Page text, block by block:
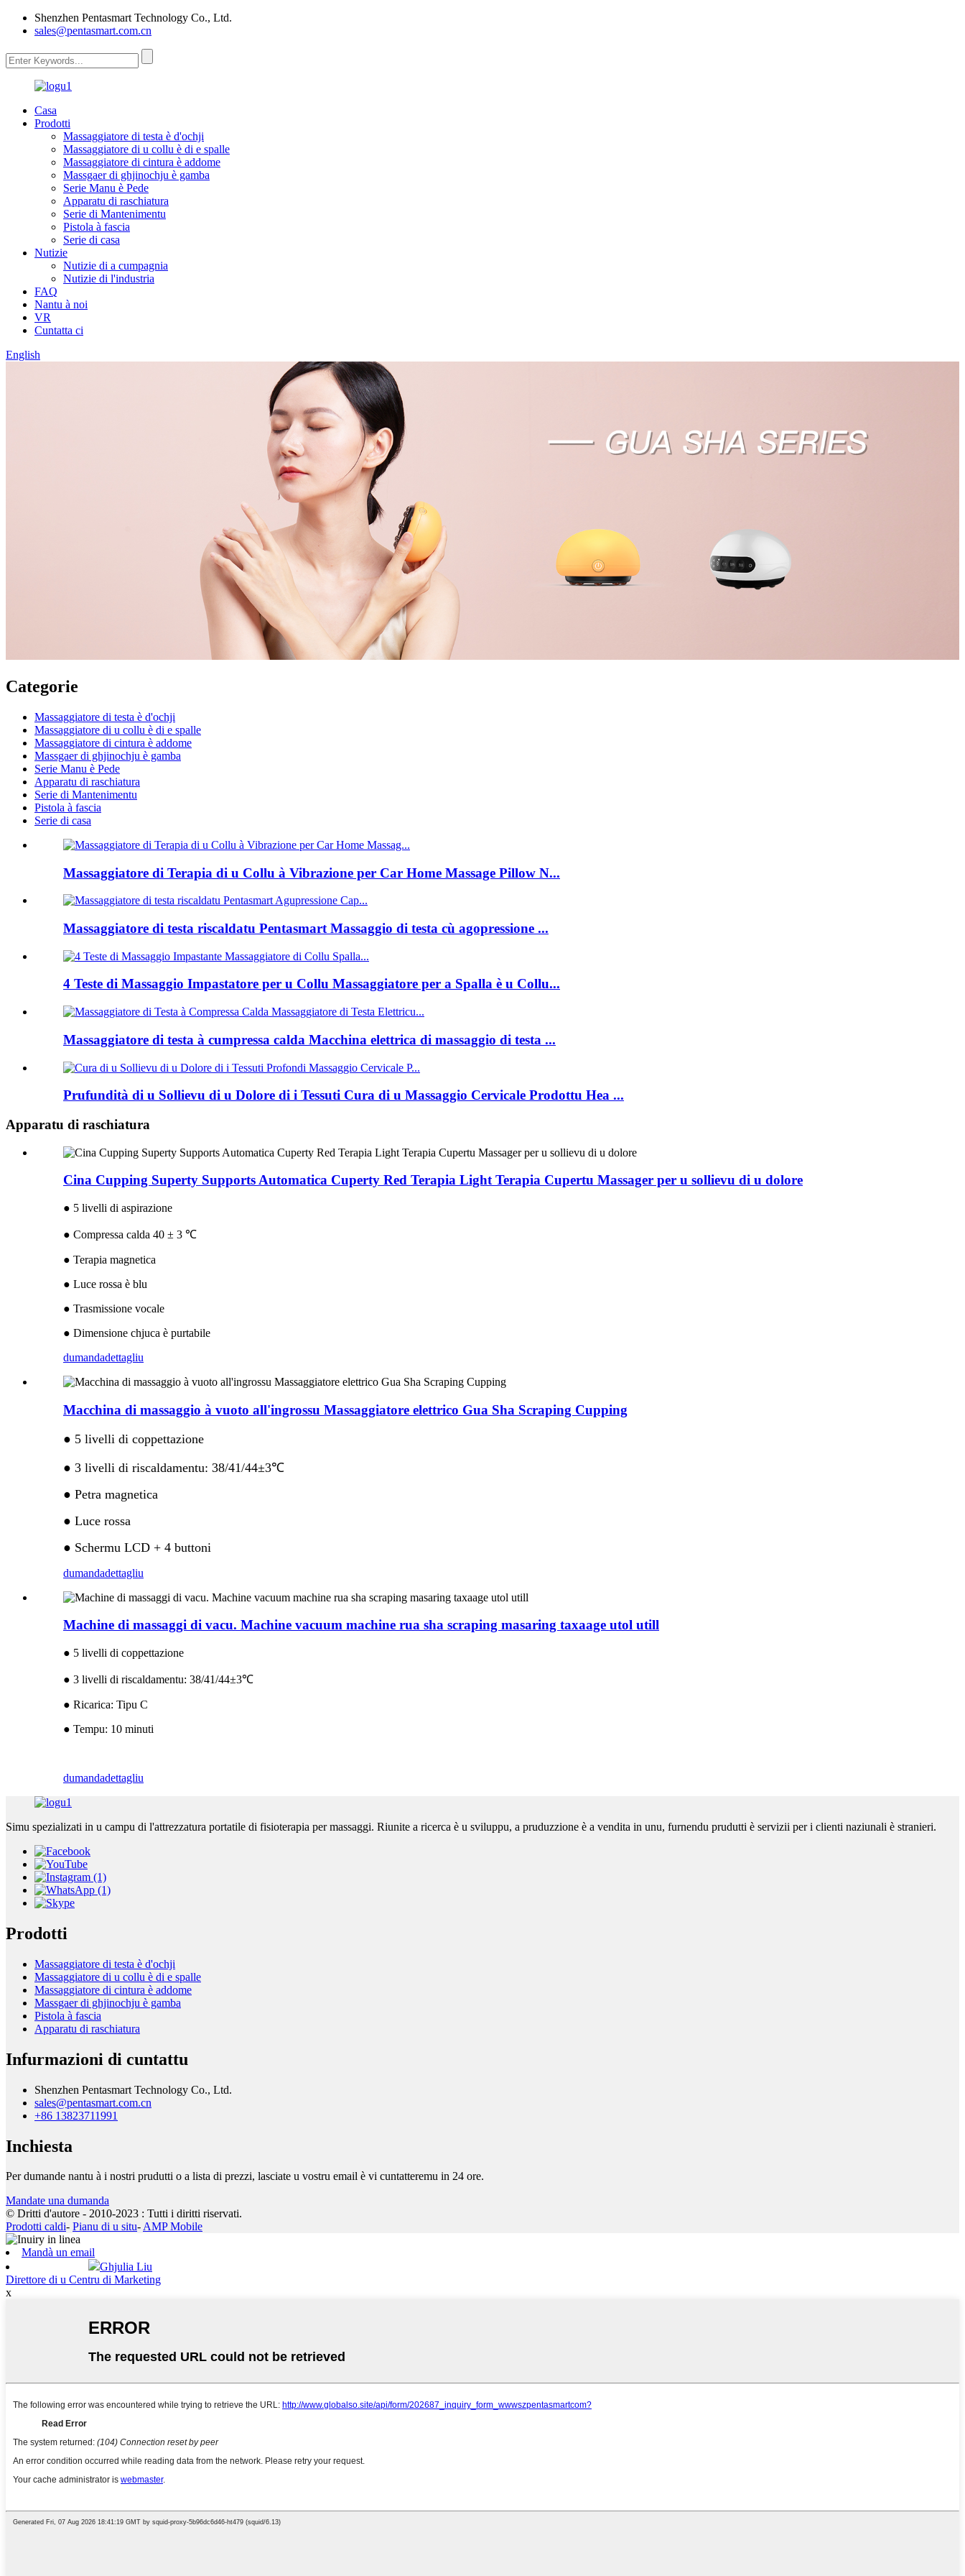
Shenzhen Pentasmart Technology Co., Ltd.
sales@pentasmart.com.cn
Casa
Prodotti
Massaggiatore di testa è d'ochji
Massaggiatore di u collu è di e spalle
Massaggiatore di cintura è addome
Massgaer di ghjinochju è gamba
Serie Manu è Pede
Apparatu di raschiatura
Serie di Mantenimentu
Pistola à fascia
Serie di casa
Nutizie
Nutizie di a cumpagnia
Nutizie di l'industria
FAQ
Nantu à noi
VR
Cuntatta ci
English
Categorie
Massaggiatore di testa è d'ochji
Massaggiatore di u collu è di e spalle
Massaggiatore di cintura è addome
Massgaer di ghjinochju è gamba
Serie Manu è Pede
Apparatu di raschiatura
Serie di Mantenimentu
Pistola à fascia
Serie di casa
Massaggiatore di Terapia di u Collu à Vibrazione per Car Home Massage Pillow N...
Massaggiatore di testa riscaldatu Pentasmart Massaggio di testa cù agopressione ...
4 Teste di Massaggio Impastatore per u Collu Massaggiatore per a Spalla è u Collu...
Massaggiatore di testa à cumpressa calda Macchina elettrica di massaggio di testa ...
Prufundità di u Sollievu di u Dolore di i Tessuti Cura di u Massaggio Cervicale Prodottu Hea ...
Apparatu di raschiatura
Cina Cupping Superty Supports Automatica Cuperty Red Terapia Light Terapia Cupertu Massager per u sollievu di u dolore
● 5 livelli di aspirazione
● Compressa calda 40 ± 3 ℃
● Terapia magnetica
● Luce rossa è blu
● Trasmissione vocale
● Dimensione chjuca è purtabile
dumandadettagliu
Macchina di massaggio à vuoto all'ingrossu Massaggiatore elettrico Gua Sha Scraping Cupping
● 5 livelli di coppettazione
● 3 livelli di riscaldamentu: 38/41/44±3℃
● Petra magnetica
● Luce rossa
● Schermu LCD + 4 buttoni
dumandadettagliu
Machine di massaggi di vacu. Machine vacuum machine rua sha scraping masaring taxaage utol utill
● 5 livelli di coppettazione
● 3 livelli di riscaldamentu: 38/41/44±3℃
● Ricarica: Tipu C
● Tempu: 10 minuti
dumandadettagliu
Simu spezializati in u campu di l'attrezzatura portatile di fisioterapia per massaggi. Riunite a ricerca è u sviluppu, a pruduzzione è a vendita in unu, furnendu prudutti è servizii per i clienti naziunali è stranieri.
Prodotti
Massaggiatore di testa è d'ochji
Massaggiatore di u collu è di e spalle
Massaggiatore di cintura è addome
Massgaer di ghjinochju è gamba
Pistola à fascia
Apparatu di raschiatura
Infurmazioni di cuntattu
Shenzhen Pentasmart Technology Co., Ltd.
sales@pentasmart.com.cn
+86 13823711991
Inchiesta
Per dumande nantu à i nostri prudutti o a lista di prezzi, lasciate u vostru email è vi cuntatteremu in 24 ore.
Mandate una dumanda
© Dritti d'autore - 2010-2023 : Tutti i diritti riservati.
Prodotti caldi- Pianu di u situ-AMP Mobile
Mandà un email
Ghjulia Liu
Direttore di u Centru di Marketing
x